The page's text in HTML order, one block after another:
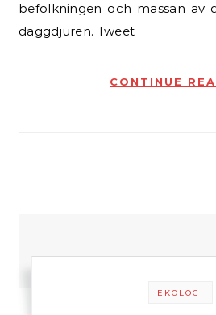
befolkningen och massan av
däggdjuren. Tweet
CONTINUE
EKOLOGI